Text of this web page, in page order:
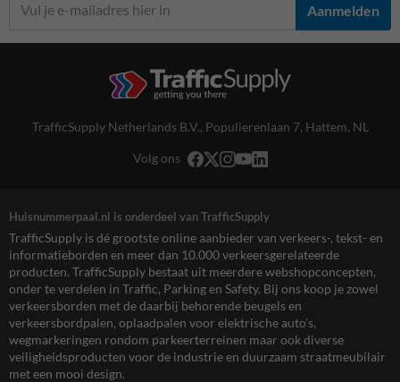
Aanmelden
TrafficSupply Netherlands B.V., Populierenlaan 7, Hattem, NL
Volg ons
Huisnummerpaal.nl is onderdeel van TrafficSupply
TrafficSupply is dé grootste online aanbieder van verkeers-, tekst- en
informatieborden en meer dan 10.000 verkeersgerelateerde
producten. TrafficSupply bestaat uit meerdere webshopconcepten,
onder te verdelen in Traffic, Parking en Safety. Bij ons koop je zowel
verkeersborden met de daarbij behorende beugels en
verkeersbordpalen, oplaadpalen voor elektrische auto’s,
wegmarkeringen rondom parkeerterreinen maar ook diverse
veiligheidsproducten voor de industrie en duurzaam straatmeubilair
met een mooi design.